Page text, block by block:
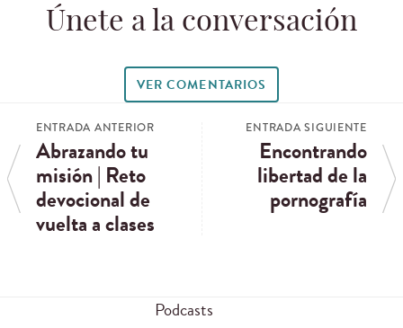
Únete a la conversación
VER COMENTARIOS
ENTRADA ANTERIOR
Abrazando tu
misión | Reto
devocional de
vuelta a clases
ENTRADA SIGUIENTE
Encontrando
libertad de la
pornografía
Podcasts